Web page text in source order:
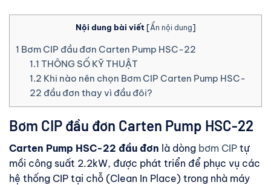
Nội dung bài viết [Ẩn nội dung]
1 Bơm CIP đầu đơn Carten Pump HSC-22
1.1 THÔNG SỐ KỸ THUẬT
1.2 Khi nào nên chọn Bơm CIP Carten Pump HSC-
22 đầu đơn thay vì đầu đôi?
Bơm CIP đầu đơn Carten Pump HSC-22
Carten Pump HSC-22 đầu đơn là dòng bơm CIP tự
mồi công suất 2.2kW, được phát triển để phục vụ các
hệ thống CIP tại chỗ (Clean In Place) trong nhà máy